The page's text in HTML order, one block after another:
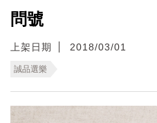
問號
上架日期 2018/03/01
誠品選樂